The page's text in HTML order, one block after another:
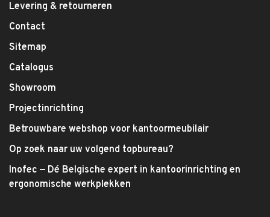
Levering & retourneren
Contact
Sitemap
Catalogus
Showroom
Projectinrichting
Betrouwbare webshop voor kantoormeubilair
Op zoek naar uw volgend topbureau?
Inofec — Dé Belgische expert in kantoorinrichting en
ergonomische werkplekken